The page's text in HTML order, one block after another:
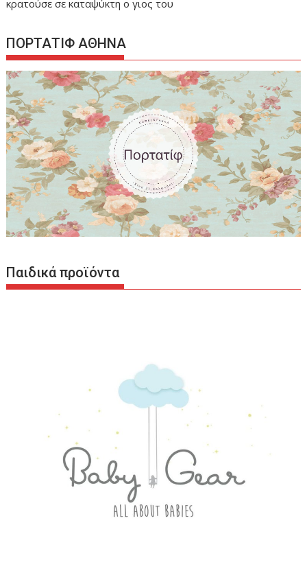
κρατούσε σε καταψύκτη ο γιος του
ΠΟΡΤΑΤΙΦ ΑΘΗΝΑ
Παιδικά προϊόντα